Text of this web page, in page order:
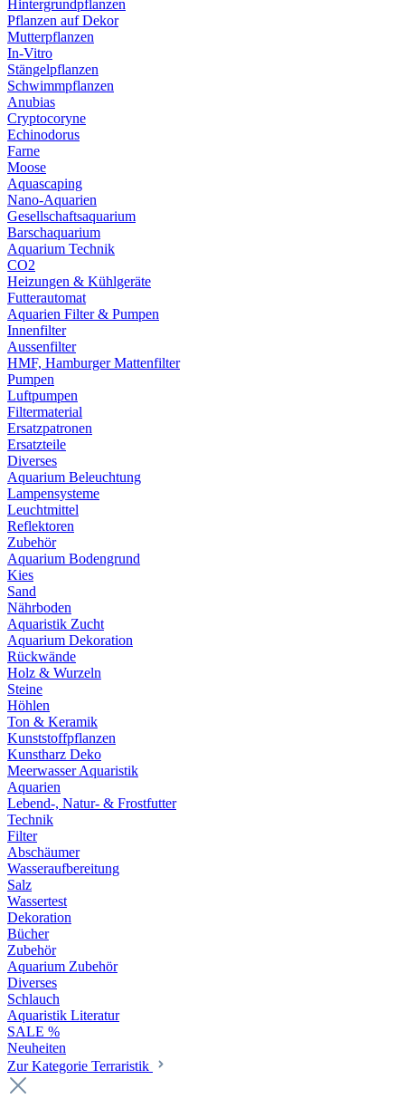
Hintergrundpflanzen
Pflanzen auf Dekor
Mutterpflanzen
In-Vitro
Stängelpflanzen
Schwimmpflanzen
Anubias
Cryptocoryne
Echinodorus
Farne
Moose
Aquascaping
Nano-Aquarien
Gesellschaftsaquarium
Barschaquarium
Aquarium Technik
CO2
Heizungen & Kühlgeräte
Futterautomat
Aquarien Filter & Pumpen
Innenfilter
Aussenfilter
HMF, Hamburger Mattenfilter
Pumpen
Luftpumpen
Filtermaterial
Ersatzpatronen
Ersatzteile
Diverses
Aquarium Beleuchtung
Lampensysteme
Leuchtmittel
Reflektoren
Zubehör
Aquarium Bodengrund
Kies
Sand
Nährboden
Aquaristik Zucht
Aquarium Dekoration
Rückwände
Holz & Wurzeln
Steine
Höhlen
Ton & Keramik
Kunststoffpflanzen
Kunstharz Deko
Meerwasser Aquaristik
Aquarien
Lebend-, Natur- & Frostfutter
Technik
Filter
Abschäumer
Wasseraufbereitung
Salz
Wassertest
Dekoration
Bücher
Zubehör
Aquarium Zubehör
Diverses
Schlauch
Aquaristik Literatur
SALE %
Neuheiten
Zur Kategorie Terraristik